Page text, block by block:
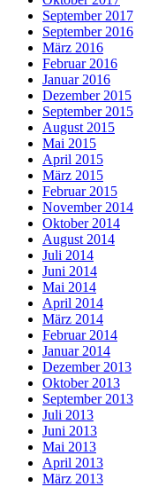
September 2017
September 2016
März 2016
Februar 2016
Januar 2016
Dezember 2015
September 2015
August 2015
Mai 2015
April 2015
März 2015
Februar 2015
November 2014
Oktober 2014
August 2014
Juli 2014
Juni 2014
Mai 2014
April 2014
März 2014
Februar 2014
Januar 2014
Dezember 2013
Oktober 2013
September 2013
Juli 2013
Juni 2013
Mai 2013
April 2013
März 2013